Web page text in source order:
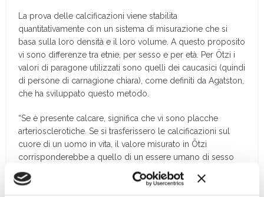
La prova delle calcificazioni viene stabilita
quantitativamente con un sistema di misurazione che si
basa sulla loro densità e il loro volume. A questo proposito
vi sono differenze tra etnie, per sesso e per età. Per Ötzi i
valori di paragone utilizzati sono quelli dei caucasici (quindi
di persone di carnagione chiara), come definiti da Agatston,
che ha sviluppato questo metodo.
“Se è presente calcare, significa che vi sono placche
arteriosclerotiche. Se si trasferissero le calcificazioni sul
cuore di un uomo in vita, il valore misurato in Ötzi
corrisponderebbe a quello di un essere umano di sesso
maschile di ca. 45 anni di età,” così Patrizia Pernter spiega i
risultati delle analisi mediche sull’Uomo venuto dal